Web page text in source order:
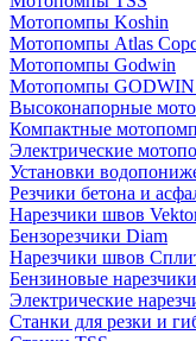
Мотопомпы Koshin
Мотопомпы Atlas
Мотопомпы Godwin
Мотопомпы
Высоконапорные
Компактные
Электрические
Установки
Резчики бетона и
Нарезчики швов
Бензорезчики Diam
Нарезчики швов
Бензиновые
Электрические
Станки для резки и